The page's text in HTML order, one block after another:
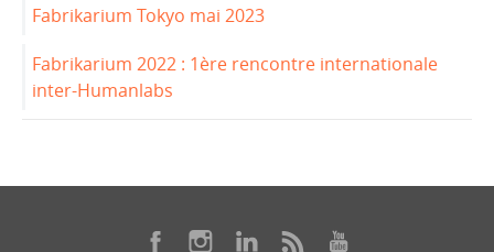
Fabrikarium Tokyo mai 2023
Fabrikarium 2022 : 1ère rencontre internationale
inter-Humanlabs